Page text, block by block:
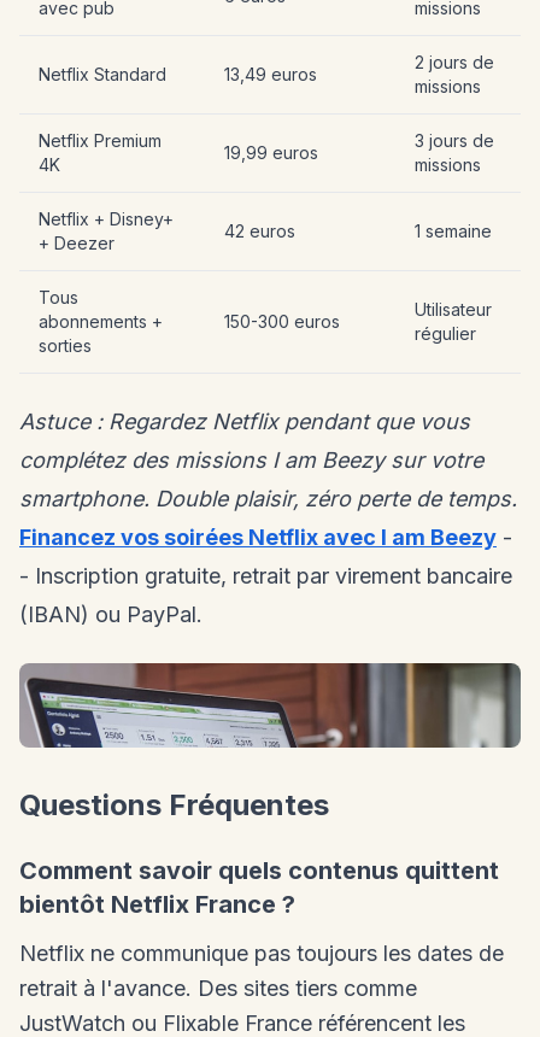
avec pub missions
Netflix Standard 13,49 euros
2 jours de
missions
Netflix Premium
4K
19,99 euros
3 jours de
missions
Netflix + Disney+
+ Deezer
42 euros 1 semaine
Tous
abonnements +
sorties
150-300 euros
Utilisateur
régulier
Astuce : Regardez Netflix pendant que vous
complétez des missions I am Beezy sur votre
smartphone. Double plaisir, zéro perte de temps.
Financez vos soirées Netflix avec I am Beezy -
- Inscription gratuite, retrait par virement bancaire
(IBAN) ou PayPal.
Questions Fréquentes
Comment savoir quels contenus quittent
bientôt Netflix France ?
Netflix ne communique pas toujours les dates de
retrait à l'avance. Des sites tiers comme
JustWatch ou Flixable France référencent les